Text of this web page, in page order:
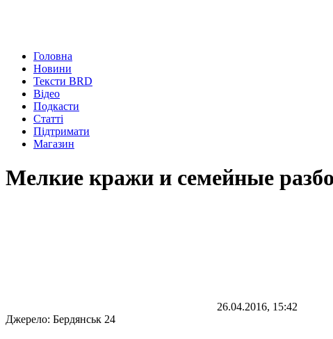
Головна
Новини
Тексти BRD
Відео
Подкасти
Статті
Підтримати
Магазин
Мелкие кражи и семейные
26.04.2016, 15:42
Джерело: Бердянськ 24